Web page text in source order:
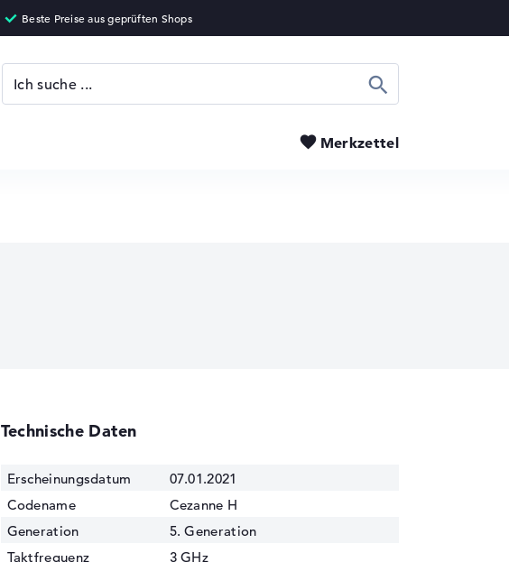
Merkzettel
Technische Daten
Erscheinungsdatum
07.01.2021
Codename
Cezanne H
Generation
5. Generation
Taktfrequenz
3 GHz